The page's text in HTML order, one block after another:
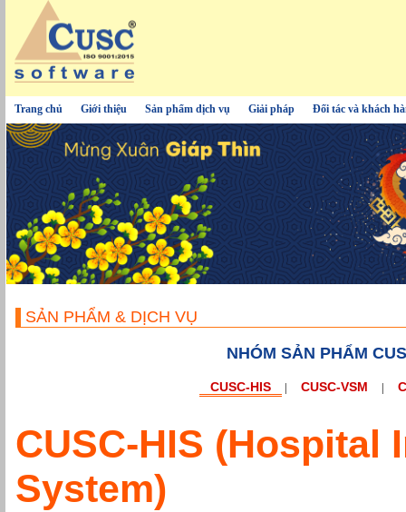
Trang chủ Giới thiệu Sản phẩm dịch vụ Giải pháp Đối tác và khách
SẢN PHẨM & DỊCH VỤ
NHÓM SẢN PHẨM
CUSC-HIS CUSC-VSM
CUSC-HIS (Hospital
System)